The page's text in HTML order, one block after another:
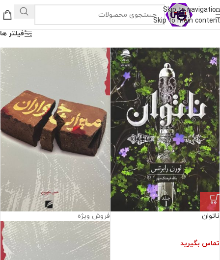
Skip to navigation
Skip to main content
فیلتر ها
ناتوان
تماس بگیرید
فروش ویژه